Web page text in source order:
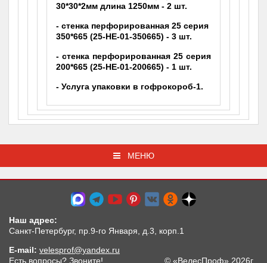
30*30*2мм длина 1250мм - 2 шт.
- стенка перфорированная 25 серия
350*665 (25-НЕ-01-350665) - 3 шт.
- стенка перфорированная 25 серия
200*665 (25-НЕ-01-200665) - 1 шт.
- Услуга упаковки в гофрокороб-1.
МЕНЮ
Наш адрес:
Санкт-Петербург, пр.9-го Января, д.3, корп.1
E-mail: velesprof@yandex.ru
Есть вопросы? Звоните!
© «ВелесПроф» 2026г